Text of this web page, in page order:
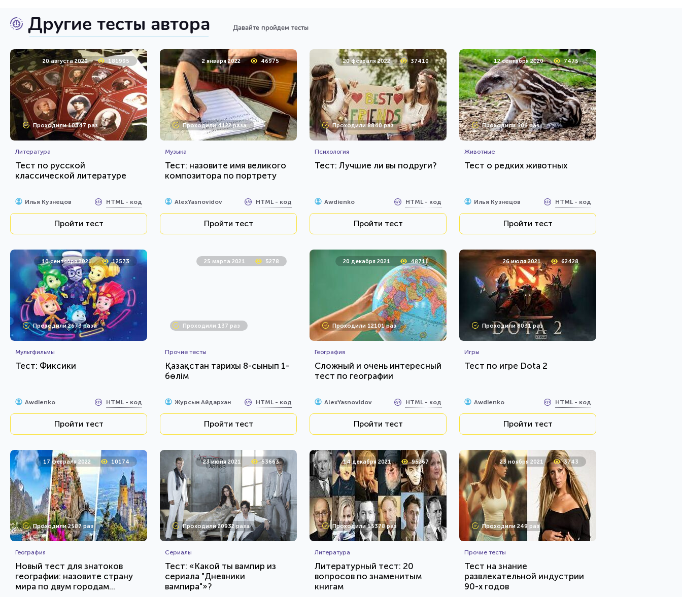
Другие тесты автора Давайте пройдем тесты
20 августа 2020 181995
Проходили 10347 раз
Литература
Тест по русской
классической литературе
Илья Кузнецов HTML - код
Пройти тест
2 января 2022 46975
Проходили 4122 раза
Музыка
Тест: назовите имя великого
композитора по портрету
AlexYasnovidov HTML - код
Пройти тест
20 февраля 2022 37410
Проходили 8840 раз
Психология
Тест: Лучшие ли вы подруги?
Awdienko HTML - код
Пройти тест
12 сентября 2020 7475
Проходили 606 раз
Животные
Тест о редких животных
Илья Кузнецов HTML - код
Пройти тест
10 сентября 2021 12573
Проходили 2673 раза
Мультфильмы
Тест: Фиксики
Awdienko HTML - код
Пройти тест
25 марта 2021 5278
Проходили 137 раз
Прочие тесты
Қазақстан тарихы 8-сынып 1-
бөлім
Журсын Айдархан HTML - код
Пройти тест
20 декабря 2021 48711
Проходили 12101 раз
География
Сложный и очень интересный
тест по географии
AlexYasnovidov HTML - код
Пройти тест
26 июля 2021 62428
Проходили 8031 раз
Игры
Тест по игре Dota 2
Awdienko HTML - код
Пройти тест
17 февраля 2022 10174
Проходили 2587 раз
География
Новый тест для знатоков
географии: назовите страну
мира по двум городам...
23 июня 2021 53663
Проходили 20932 раза
Сериалы
Тест: «Какой ты вампир из
сериала "Дневники
вампира"»?
14 декабря 2021 95267
Проходили 15378 раз
Литература
Литературный тест: 20
вопросов по знаменитым
книгам
23 ноября 2021 3743
Проходили 249 раз
Прочие тесты
Тест на знание
развлекательной индустрии
90-х годов